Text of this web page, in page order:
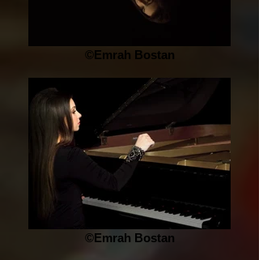
©Emrah Bostan
©Emrah Bostan